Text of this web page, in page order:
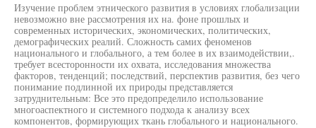
Изучение проблем этнического развития в условиях глобализации
невозможно вне рассмотрения их на. фоне прошлых и
современных исторических, экономических, политических,
демографических реалий. Сложность самих феноменов
национального и глобального, а тем более в их взаимодействии,.
требует всесторонности их охвата, исследования множества
факторов, тенденций; последствий, перспектив развития, без чего
понимание подлинной их природы представляется
затруднительным: Все это предопределило использование
многоаспектного и системного подхода к анализу всех
компонентов, формирующих ткань глобального и национального.